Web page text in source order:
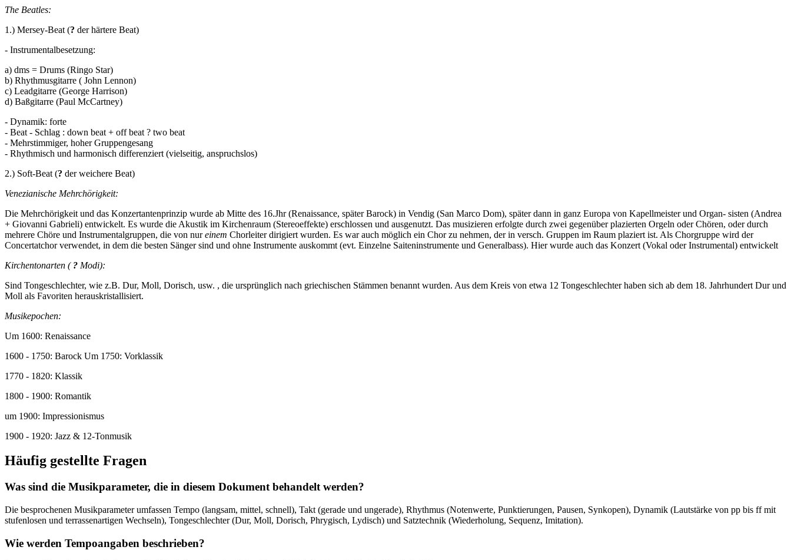
The Beatles:
1.) Mersey-Beat (? der härtere Beat)
- Instrumentalbesetzung:
a) dms = Drums (Ringo Star)
b) Rhythmusgitarre ( John Lennon)
c) Leadgitarre (George Harrison)
d) Baßgitarre (Paul McCartney)
- Dynamik: forte
- Beat - Schlag : down beat + off beat ? two beat
- Mehrstimmiger, hoher Gruppengesang
- Rhythmisch und harmonisch differenziert (vielseitig, anspruchslos)
2.) Soft-Beat (? der weichere Beat)
Venezianische Mehrchörigkeit:
Die Mehrchörigkeit und das Konzertantenprinzip wurde ab Mitte des 16.Jhr (Renaissance, später Barock) in Vendig (San Marco Dom), später dann in ganz Europa von Kapellmeister und Organ- sisten (Andrea
+ Giovanni Gabrieli) entwickelt. Es wurde die Akustik im Kirchenraum (Stereoeffekte) erschlossen und ausgenutzt. Das musizieren erfolgte durch zwei gegenüber plazierten Orgeln oder Chören, oder durch
mehrere Chöre und Instrumentalgruppen, die von nureinem Chorleiter dirigiert wurden. Es war auch möglich ein Chor zu nehmen, der in versch. Gruppen im Raum plaziert ist. Als Chorgruppe wird der
Concertatchor verwendet, in dem die besten Sänger sind und ohne Instrumente auskommt (evt. Einzelne Saiteninstrumente und Generalbass). Hier wurde auch das Konzert (Vokal oder Instrumental) entwickelt
Kirchentonarten ( ? Modi):
Sind Tongeschlechter, wie z.B. Dur, Moll, Dorisch, usw. , die ursprünglich nach griechischen Stämmen benannt wurden. Aus dem Kreis von etwa 12 Tongeschlechter haben sich ab dem 18. Jahrhundert Dur und
Moll als Favoriten herauskristallisiert.
Musikepochen:
Um 1600: Renaissance
1600 - 1750: Barock Um 1750: Vorklassik
1770 - 1820: Klassik
1800 - 1900: Romantik
um 1900: Impressionismus
1900 - 1920: Jazz & 12-Tonmusik
Häufig gestellte Fragen
Was sind die Musikparameter, die in diesem Dokument behandelt werden?
Die besprochenen Musikparameter umfassen Tempo (langsam, mittel, schnell), Takt (gerade und ungerade), Rhythmus (Notenwerte, Punktierungen, Pausen, Synkopen), Dynamik (Lautstärke von pp bis ff mit
stufenlosen und terrassenartigen Wechseln), Tongeschlechter (Dur, Moll, Dorisch, Phrygisch, Lydisch) und Satztechnik (Wiederholung, Sequenz, Imitation).
Wie werden Tempoangaben beschrieben?